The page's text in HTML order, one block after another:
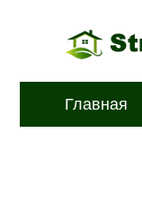
Главная